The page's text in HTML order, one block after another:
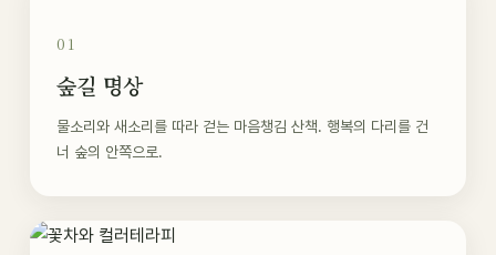
01
숲길 명상
물소리와 새소리를 따라 걷는 마음챙김 산책. 행복의 다리를 건
너 숲의 안쪽으로.